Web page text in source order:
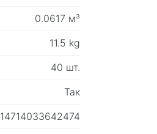
0.0617 м³
11.5 kg
40 шт.
Так
14714033642474